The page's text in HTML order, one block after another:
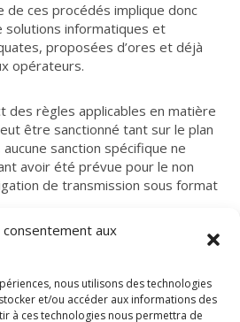
aux
nous utilisons des technologies
et/ou accéder aux informations des
à ces technologies nous permettra de
de ces procédés implique donc
solutions informatiques et
proposées d’ores et déjà
opérateurs.
des règles applicables en matière
être sanctionné tant sur le plan
sanction spécifique ne
avoir été prévue pour le non
de transmission sous format